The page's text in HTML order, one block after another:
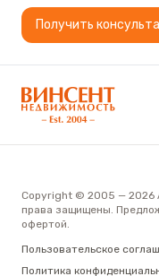
Получить
АН «Винсент
Copyright © 2005 — 2026
права защищены.
офертой.
Пользовательское
Политика